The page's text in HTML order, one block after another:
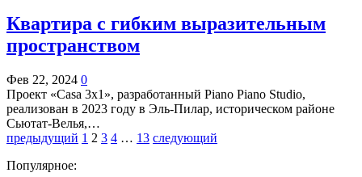
Квартира с гибким выразительным
пространством
Фев 22, 2024 0
Проект «Casa 3x1», разработанный Piano Piano Studio,
реализован в 2023 году в Эль-Пилар, историческом районе
Сьютат-Велья,…
предыдущий 1 2 3 4 … 13 следующий
Популярное: